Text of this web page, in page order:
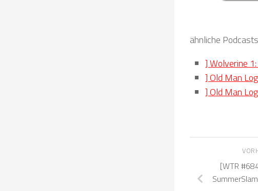
ähnliche
] Wolverine
] Old Man
] Old Man
[WTR